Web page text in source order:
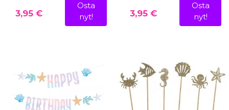
3,95 €
Osta
nyt!
3,95 €
Osta
nyt!